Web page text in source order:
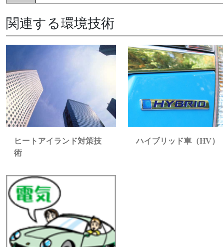
関連する環境技術
ヒートアイランド対策技
術
ハイブリッド車（HV）